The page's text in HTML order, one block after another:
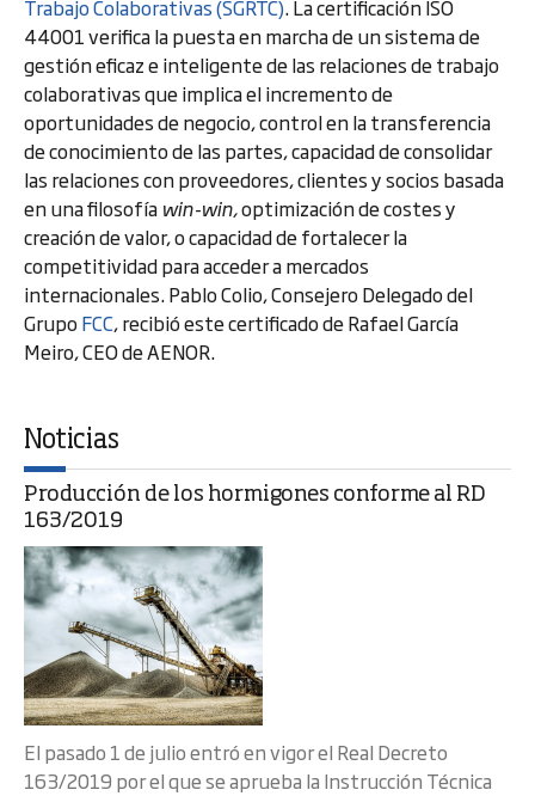
Trabajo Colaborativas (SGRTC). La certificación ISO
44001 verifica la puesta en marcha de un sistema de
gestión eficaz e inteligente de las relaciones de trabajo
colaborativas que implica el incremento de
oportunidades de negocio, control en la transferencia
de conocimiento de las partes, capacidad de consolidar
las relaciones con proveedores, clientes y socios basada
en una filosofía win-win,optimización de costes y
creación de valor, o capacidad de fortalecer la
competitividad para acceder a mercados
internacionales. Pablo Colio, Consejero Delegado del
GrupoFCC, recibió este certificado de Rafael García
Meiro, CEO de AENOR.
Noticias
Producción de los hormigones conforme al RD
163/2019
El pasado 1 de julio entró en vigor el Real Decreto
163/2019 por el que se aprueba la Instrucción Técnica